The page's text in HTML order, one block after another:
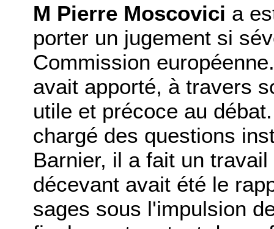
M Pierre Moscovici a
porter un jugement si
Commission
avait apporté, à travers
utile et précoce au
chargé des questions
Barnier, il a fait un
décevant avait été le
sages sous l'impulsion